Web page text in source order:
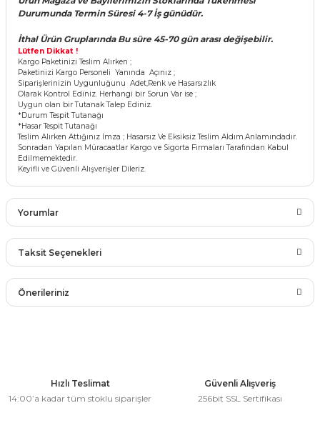
Durumunda Termin Süresi 4-7 İş günüdür.
İthal Ürün Gruplarında Bu süre 45-70 gün arası değişebilir.
Lütfen Dikkat !
Kargo Paketinizi Teslim Alırken ;
Paketinizi Kargo Personeli Yanında Açınız ;
Siparişlerinizin Uygunluğunu Adet,Renk ve Hasarsızlık
Olarak Kontrol Ediniz. Herhangi bir Sorun Var ise ;
Uygun olan bir Tutanak Talep Ediniz.
*Durum Tespit Tutanağı
*Hasar Tespit Tutanağı
Teslim Alırken Attığınız İmza ; Hasarsız Ve Eksiksiz Teslim Aldım.Anlamındadır.
Sonradan Yapılan Müracaatlar Kargo ve Sigorta Firmaları Tarafından Kabul
Edilmemektedir.
Keyifli ve Güvenli Alışverişler Dileriz.
Yorumlar
Bu ürüne ilk yorumu siz yapın!
Taksit Seçenekleri
Önerileriniz
Görüş ve önerileriniz için teşekkür ederiz.
Hızlı Teslimat
14:00’a kadar tüm stoklu siparişler
Güvenli Alışveriş
256bit SSL Sertifikası